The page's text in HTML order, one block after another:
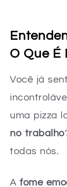
Club
O Que É
Você já
uma pizza
no trabalho
todas nós.
A fome